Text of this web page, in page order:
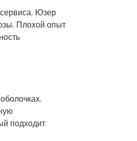
сервиса. Юзер
Плохой опыт
подходит